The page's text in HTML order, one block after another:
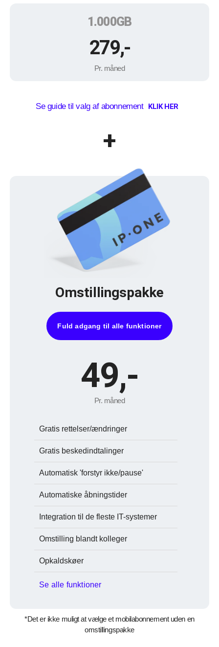
1.000GB
279,-
Pr. måned
Se guide til valg af abonnement KLIK HER
+
Omstillingspakke
Fuld adgang til alle funktioner
49,-
Pr. måned
Gratis rettelser/ændringer
Gratis beskedindtalinger
Automatisk 'forstyr ikke/pause'
Automatiske åbningstider
Integration til de fleste IT-systemer
Omstilling blandt kolleger
Opkaldskøer
Se alle funktioner
*Det er ikke muligt at vælge et mobilabonnement uden en
omstillingspakke